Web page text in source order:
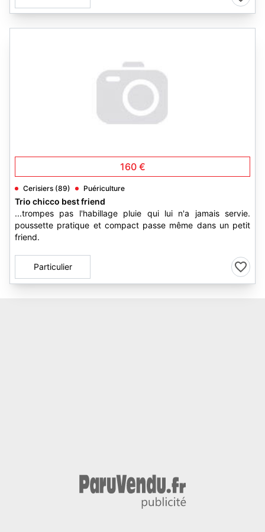
160 €
Cerisiers (89) Puériculture
Trio chicco best friend
...trompes pas l'habillage pluie qui lui n'a jamais servie.
poussette pratique et compact passe même dans un petit
friend.
Particulier